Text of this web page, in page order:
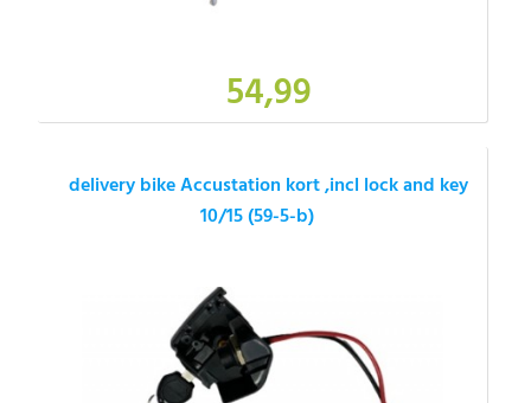
54,99
delivery bike Accustation kort ,incl lock and key
10/15 (59-5-b)